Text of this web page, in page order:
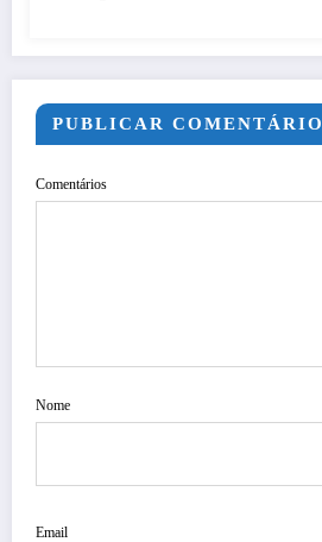
PUBLICAR COMENTÁRIO
Comentários
Nome
Email